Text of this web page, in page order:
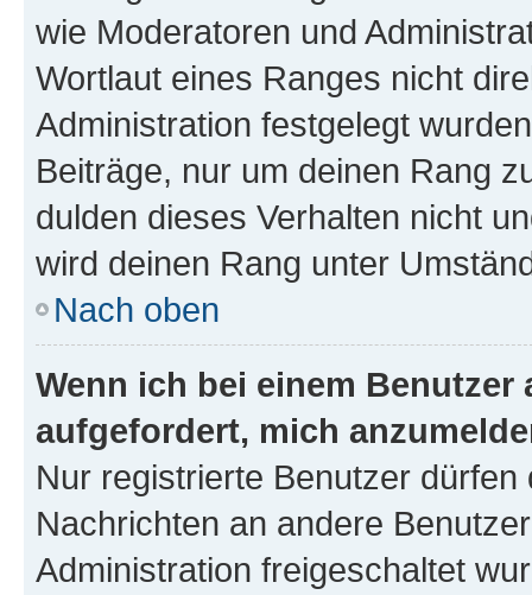
wie Moderatoren und
Wortlaut eines Ranges nicht
Administration festgelegt
Beiträge, nur um deinen Rang
dulden dieses Verhalten nicht
wird deinen Rang unter
Nach oben
Wenn ich bei einem
aufgefordert, mich
Nur registrierte Benutzer
Nachrichten an andere
Administration freigeschaltet